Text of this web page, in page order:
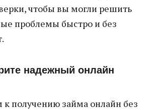
чтобы вы могли решить
проблемы быстро и без
надежный онлайн
получению займа онлайн без